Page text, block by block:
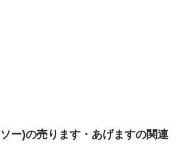
ー)の売ります・あげますの関連